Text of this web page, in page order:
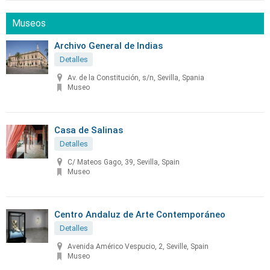
Museos
Archivo General de Indias
Detalles
Av. de la Constitución, s/n, Sevilla, Spania
Museo
Casa de Salinas
Detalles
C/ Mateos Gago, 39, Sevilla, Spain
Museo
Centro Andaluz de Arte Contemporáneo
Detalles
Avenida Américo Vespucio, 2, Seville, Spain
Museo